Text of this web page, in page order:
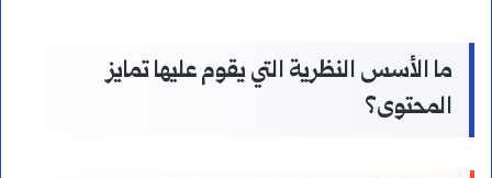
ما الأسس النظرية التي يقوم عليها تمايز
المحتوى؟